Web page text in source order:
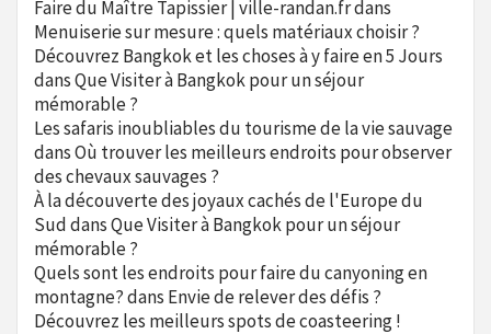
Faire du Maître Tapissier | ville-randan.frdans
Menuiserie sur mesure : quels matériaux choisir ?
Découvrez Bangkok et les choses à y faire en 5 Jours
dansQue Visiter à Bangkok pour un séjour
mémorable ?
Les safaris inoubliables du tourisme de la vie sauvage
dansOù trouver les meilleurs endroits pour observer
des chevaux sauvages ?
À la découverte des joyaux cachés de l'Europe du
SuddansQue Visiter à Bangkok pour un séjour
mémorable ?
Quels sont les endroits pour faire du canyoning en
montagne?dans Envie de relever des défis ?
Découvrez les meilleurs spots de coasteering !